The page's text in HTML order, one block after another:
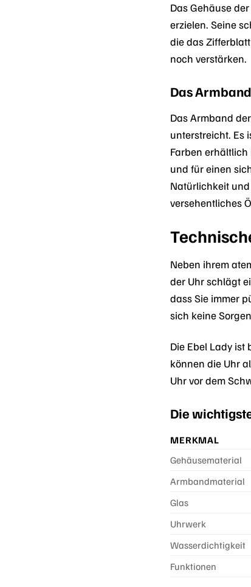
Das Gehäuse
erzielen. Seine
die das
noch verstärken.
Das
Das Armband
unterstreicht. Es
Farben
und für einen
Natürlichkeit
versehentliches
Neben ihrem
der Uhr schlägt
dass Sie immer
sich keine
Die Ebel Lady ist
können die Uhr
Uhr vor dem
Die
MERKMAL
Gehäusematerial
Armbandmaterial
Glas
Uhrwerk
Wasserdichtigkeit
Funktionen